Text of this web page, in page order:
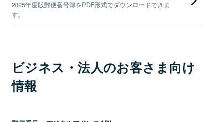
2025年度版郵便番号簿をPDF形式でダウンロードできま
す。
ビジネス・法人のお客さま向け
情報